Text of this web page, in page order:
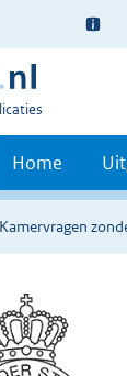
Ter
Home
Kamervragen